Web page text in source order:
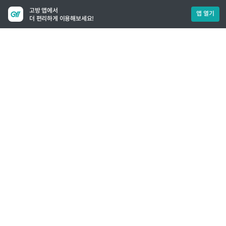
고방 앱에서
더 편리하게 이용해보세요!
앱 열기